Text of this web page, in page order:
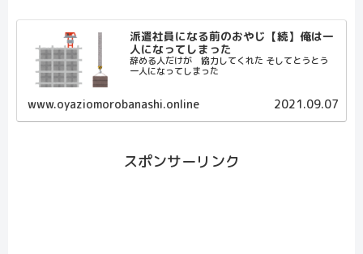
派遣社員になる前のおやじ【続】俺は一
人になってしまった
辞める人だけが 協力してくれた そしてとうとう
一人になってしまった
www.oyaziomorobanashi.online 2021.09.07
スポンサーリンク